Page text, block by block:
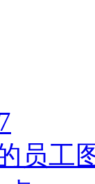
员工